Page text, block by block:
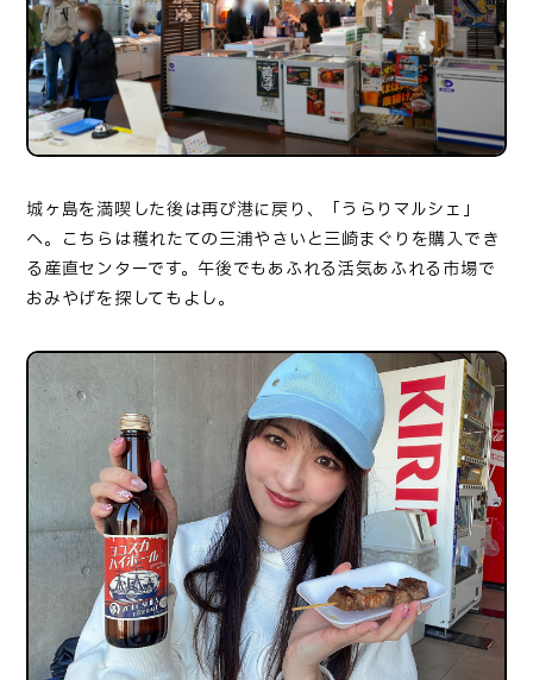
城ヶ島を満喫した後は再び港に戻り、「うらりマルシェ」
へ。こちらは穫れたての三浦やさいと三崎まぐりを購入でき
る産直センターです。午後でもあふれる活気あふれる市場で
おみやげを探してもよし。